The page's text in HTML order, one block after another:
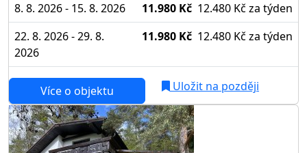
8. 8. 2026 - 15. 8. 2026
11.980 Kč 12.480 Kč za týden
22. 8. 2026 - 29. 8.
2026
11.980 Kč 12.480 Kč za týden
Více o objektu Uložit na později